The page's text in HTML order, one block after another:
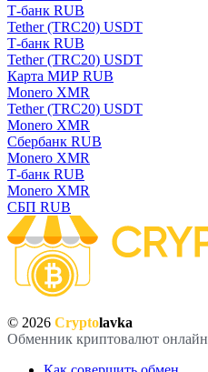
Т-банк RUB
Tether (TRC20) USDT
Т-банк RUB
Tether (TRC20) USDT
Карта МИР RUB
Monero XMR
Tether (TRC20) USDT
Monero XMR
Сбербанк RUB
Monero XMR
Т-банк RUB
Monero XMR
СБП RUB
© 2026 Cryptolavka
Обменник криптовалют онлайн